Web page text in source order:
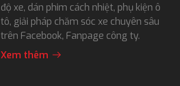
độ xe, dán phim cách nhiệt, phụ kiện ô
tô, giải pháp chăm sóc xe chuyên sâu
trên Facebook, Fanpage công ty.
Xem thêm